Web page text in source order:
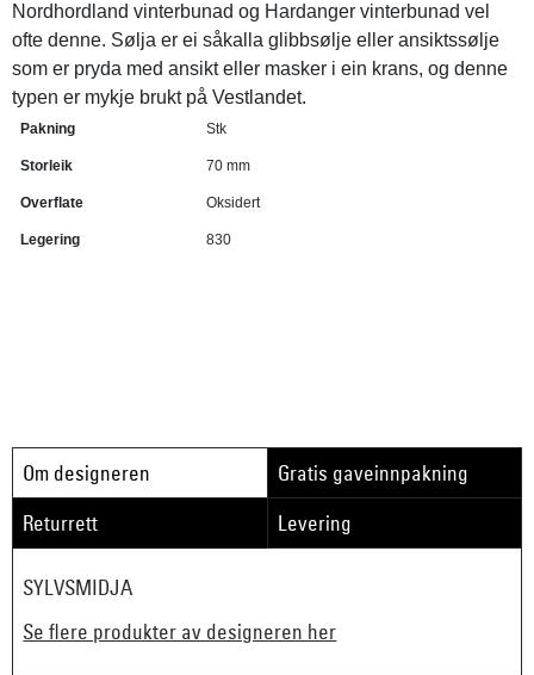
Nordhordland vinterbunad og Hardanger vinterbunad vel
ofte denne. Sølja er ei såkalla glibbsølje eller ansiktssølje
som er pryda med ansikt eller masker i ein krans, og denne
typen er mykje brukt på Vestlandet.
Pakning Stk
Storleik 70 mm
Overflate Oksidert
Legering 830
Om designeren
Gratis gaveinnpakning
Returrett
Levering
SYLVSMIDJA
Se flere produkter av designeren her